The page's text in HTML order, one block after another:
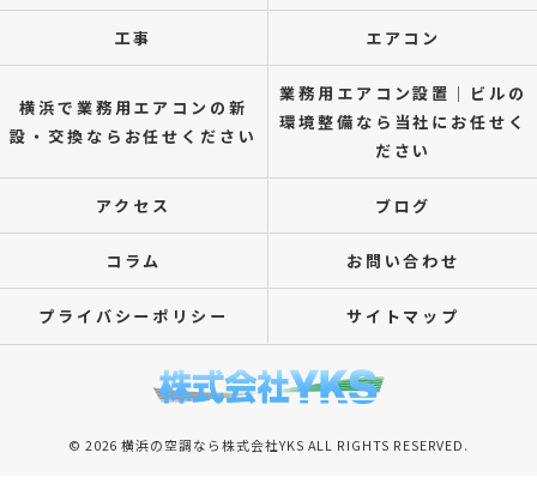
工事 エアコン
横浜で業務用エアコンの新
設・交換ならお任せください
業務用エアコン設置｜ビルの
環境整備なら当社にお任せく
ださい
アクセス ブログ
コラム お問い合わせ
プライバシーポリシー サイトマップ
© 2026 横浜の空調なら株式会社YKS ALL RIGHTS RESERVED.